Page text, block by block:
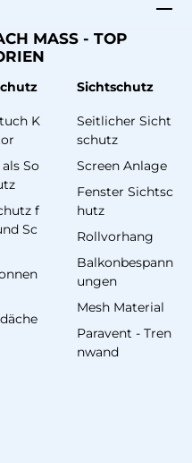
MASS - TOP
K
So
f
Sc
Sichtschutz
Seitlicher Sicht
schutz
Screen Anlage
Fenster Sichtsc
hutz
Rollvorhang
Balkonbespann
ungen
Mesh Material
Paravent - Tren
nwand